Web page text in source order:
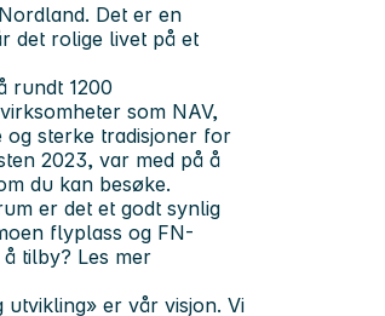
Det er en
det rolige livet på et
rundt 1200
som NAV,
og sterke tradisjoner for
2023, var med på å
du kan besøke.
er det et godt synlig
flyplass og FN-
tilby? Les mer
utvikling» er vår visjon. Vi